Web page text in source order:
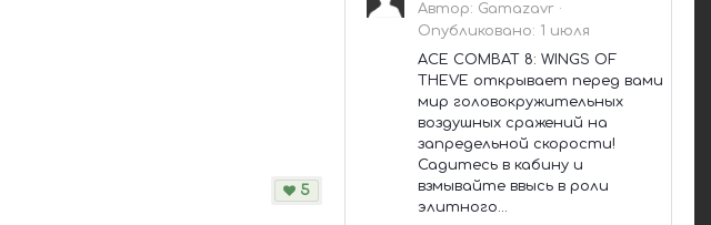
5
Автор: Gamazavr ·
Опубликовано: 1 июля
ACE COMBAT 8: WINGS OF
THEVE открывает перед вами
мир головокружительных
воздушных сражений на
запредельной скорости!
Садитесь в кабину и
взмывайте ввысь в роли
элитного...